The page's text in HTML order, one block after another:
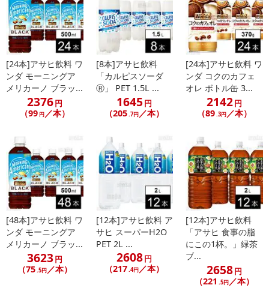
[24本]アサヒ飲料 ワ
ンダ モーニングア
メリカーノ ブラッ...
2376円
（99 円／本）
[8本]アサヒ飲料
「カルピスソーダ
Ⓡ」 PET 1.5L ...
1645 円
（205 .7円 ／本）
[24本]アサヒ飲料 ワ
ンダ コクのカフェ
オレ ボトル缶 3...
2142円
（89 .3円 ／本）
[48本]アサヒ飲料 ワ
ンダ モーニングア
メリカーノ ブラッ...
3623円
（75.5円／本）
[12本]アサヒ飲料 ア
サヒ スーパーH2O
PET 2L ...
2608円
（217.4円／本）
[12本]アサヒ飲料
「アサヒ 食事の脂
にこの1杯。」緑茶
ブ...
2658円
（221 .5円／本）